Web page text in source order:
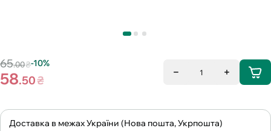
65.00₴-10%
58.50₴
1
Доставка в межах України (Нова пошта, Укрпошта)